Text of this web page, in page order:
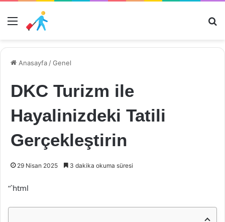
Menü
Anasayfa /Genel
DKC Turizm ile
Hayalinizdeki Tatili
Gerçekleştirin
29 Nisan 2025 3 dakika okuma süresi
“`html